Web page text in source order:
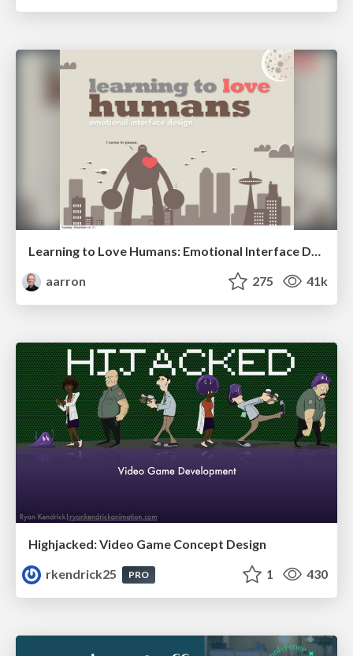
Learning to Love Humans: Emotional Interface Design
aarron
275 41k
Highjacked: Video Game Concept Design
rkendrick25
PRO 1 430